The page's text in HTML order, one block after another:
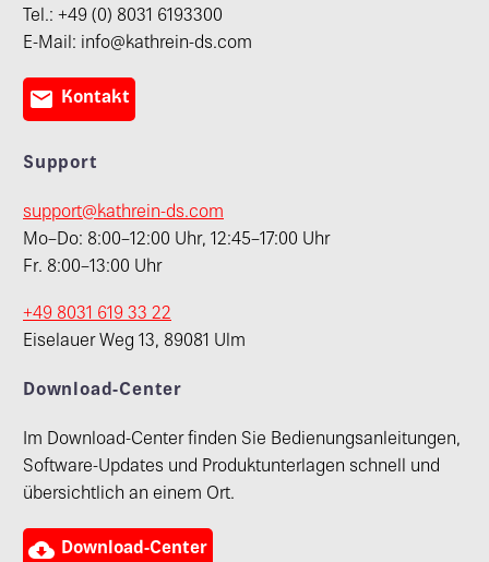
Tel.: +49 (0) 8031 6193300
E-Mail: info@kathrein-ds.com
 Kontakt
Support
support@kathrein-ds.com
Mo–Do: 8:00–12:00 Uhr, 12:45–17:00 Uhr
Fr. 8:00–13:00 Uhr
+49 8031 619 33 22
Eiselauer Weg 13, 89081 Ulm
Download-Center
Im Download-Center finden Sie Bedienungsanleitungen,
Software-Updates und Produktunterlagen schnell und
übersichtlich an einem Ort.
 Download-Center